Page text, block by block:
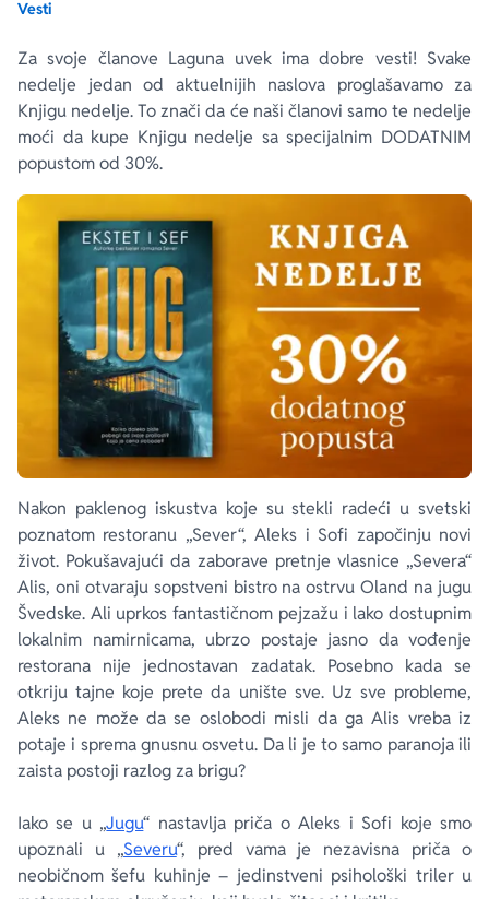
Vesti
Za svoje članove Laguna uvek ima dobre vesti! Svake
nedelje jedan od aktuelnijih naslova proglašavamo za
Knjigu nedelje. To znači da će naši članovi samo te nedelje
moći da kupe Knjigu nedelje sa specijalnim DODATNIM
popustom od 30%.
Nakon paklenog iskustva koje su stekli radeći u svetski
poznatom restoranu „Sever“, Aleks i Sofi započinju novi
život. Pokušavajući da zaborave pretnje vlasnice „Severa“
Alis, oni otvaraju sopstveni bistro na ostrvu Oland na jugu
Švedske. Ali uprkos fantastičnom pejzažu i lako dostupnim
lokalnim namirnicama, ubrzo postaje jasno da vođenje
restorana nije jednostavan zadatak. Posebno kada se
otkriju tajne koje prete da unište sve. Uz sve probleme,
Aleks ne može da se oslobodi misli da ga Alis vreba iz
potaje i sprema gnusnu osvetu. Da li je to samo paranoja ili
zaista postoji razlog za brigu?
Iako se u „Jugu“ nastavlja priča o Aleks i Sofi koje smo
upoznali u „Severu“, pred vama je nezavisna priča o
neobičnom šefu kuhinje – jedinstveni psihološki triler u
Ekranizovane knjige
Za poklon
E-knjige
Autori
Poezija
Lični razvoj i popularna psihologija
Biografija
Bojan Ljubenović
Dejan Tiago-Stanković
Milica Jakovljević Mir-Jam
Peter Handke
Harlan Koben
Elif Šafak